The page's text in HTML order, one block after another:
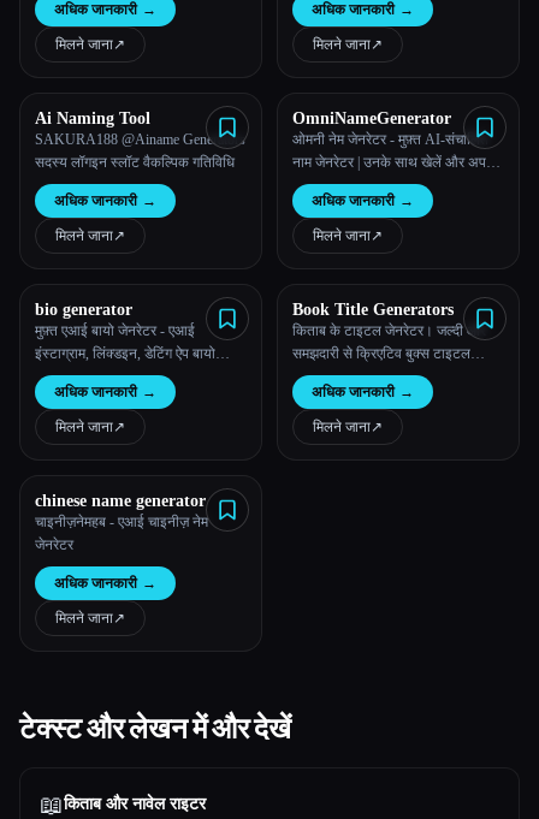
अधिक जानकारी →
मिलने जाना↗︎
अधिक जानकारी →
मिलने जाना↗︎
Ai Naming Tool
SAKURA188 @Ainame Generators
सदस्य लॉगइन स्लॉट वैकल्पिक गतिविधि
अधिक जानकारी →
मिलने जाना↗︎
OmniNameGenerator
ओमनी नेम जेनरेटर - मुफ़्त AI-संचालित
नाम जेनरेटर | उनके साथ खेलें और अपने
खुद के मुफ़्त AI-संचालित नाम जेनरेटर
बनाएंअधिक जानकारी →
मिलने जाना↗︎
bio generator
मुफ़्त एआई बायो जेनरेटर - एआई
इंस्टाग्राम, लिंक्डइन, डेटिंग ऐप बायो
क्रिएटर | BioAI
अधिक जानकारी →
मिलने जाना↗︎
Book Title Generators
किताब के टाइटल जेनरेटर। जल्दी और
समझदारी से क्रिएटिव बुक्स टाइटल
जेनरेट करें।
अधिक जानकारी →
मिलने जाना↗︎
chinese name generator
चाइनीज़नेमहब - एआई चाइनीज़ नेम
जेनरेटर
अधिक जानकारी →
मिलने जाना↗︎
टेक्स्ट और लेखन में और देखें
📖किताब और नावेल राइटर